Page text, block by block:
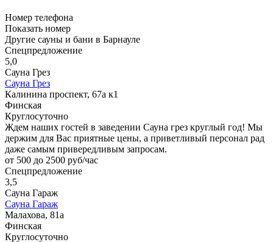
Номер телефона
Показать номер
Другие сауны и бани в Барнауле
Спецпредложение
5,0
Сауна Грез
Сауна Грез
Калинина проспект, 67а к1
Финская
Круглосуточно
Ждем наших гостей в заведении Сауна грез круглый год! Мы
держим для Вас приятные цены, а приветливый персонал рад
даже самым привередливым запросам.
от 500 до 2500 руб/час
Спецпредложение
3,5
Сауна Гараж
Сауна Гараж
Малахова, 81а
Финская
Круглосуточно